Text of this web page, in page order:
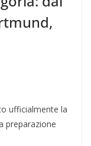
ufficialmente la
preparazione